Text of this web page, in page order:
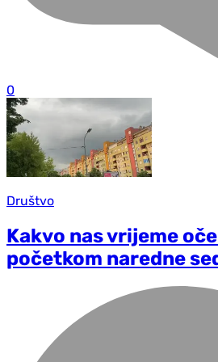
0
Društvo
Kakvo nas vrijeme
početkom naredne